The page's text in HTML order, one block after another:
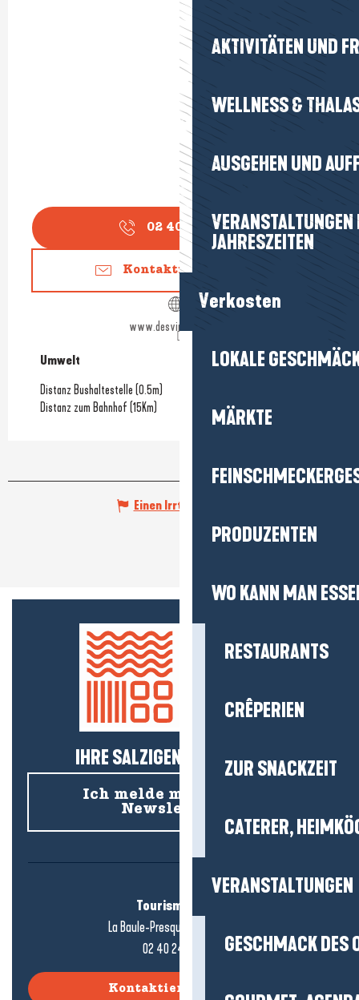
AKTIVITÄTEN UND
WELLNESS &
AUSGEHEN UND
JAHRESZEITEN
Verkosten
LOKALE
MÄRKTE
PRODUZENTEN
WO KANN MAN
RESTAURANTS
CRÊPERIEN
ZUR SNACKZEIT
CATERER,
VERANSTALTUNGEN
GESCHMACK DES
02 40 23 17▒▒
Kontaktieren Sie uns
www.desvinsdesthes.fr
Umwelt
Umwelt
Distanz Bushaltestelle (0.5m)
Distanz zum Bahnhof (15Km)
Einen Irrtum angeben
IHRE SALZIGEN NEUIGKEITEN!
Ich melde mich für den
Newsletter an
Tourismusbüro
La Baule-Presqu'île de Guérande
02 40 24 34 44
Kontaktieren Sie uns